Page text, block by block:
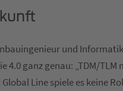
und
ganz genau: „TDM/TLM
Line spiele es keine